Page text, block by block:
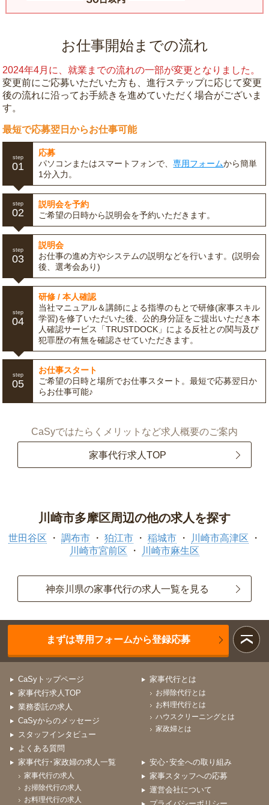
お仕事開始までの流れ
2024年4月に、就業までの流れの一部が変更となりました。
変更前にご応募いただいた方も、進行ステップに応じて変更
後の流れに沿ってお手続きを進めていただく場合がございま
す。
最短で応募翌日からお仕事可能
step
01
応募
パソコンまたはスマートフォンで、専用フォームから簡単
1分入力。
step
02
説明会を予約
ご希望の日時から説明会を予約いただきます。
step
03
説明会
お仕事の進め方やシステムの説明などを行います。(説明会
後、選考会あり)
step
04
研修 / 本人確認
当社マニュアル＆講師による指導のもとで研修(家事スキル
学習)を修了いただいた後、公的身分証をご提出いただき本
人確認サービス「TRUSTDOCK」による反社との関与及び
犯罪歴の有無を確認させていただきます。
step
05
お仕事スタート
ご希望の日時と場所でお仕事スタート。最短で応募翌日か
らお仕事可能♪
CaSyではたらくメリットなど求人概要のご案内
家事代行求人TOP
川崎市多摩区周辺の他の求人を探す
世田谷区 調布市 狛江市 稲城市
川崎市高津区
川崎市宮前区
川崎市麻生区
神奈川県の家事代行の求人一覧を見る
まずは専用フォームから登録応募
CaSyトップページ
家事代行求人TOP
業務委託の求人
CaSyからのメッセージ
スタッフインタビュー
よくある質問
家事代行とは
お掃除代行とは
お料理代行とは
ハウスクリーニングとは
家政婦とは
家事代行･家政婦の求人一覧
家事代行の求人
お掃除代行の求人
お料理代行の求人
安心･安全への取り組み
家事スタッフへの応募
運営会社について